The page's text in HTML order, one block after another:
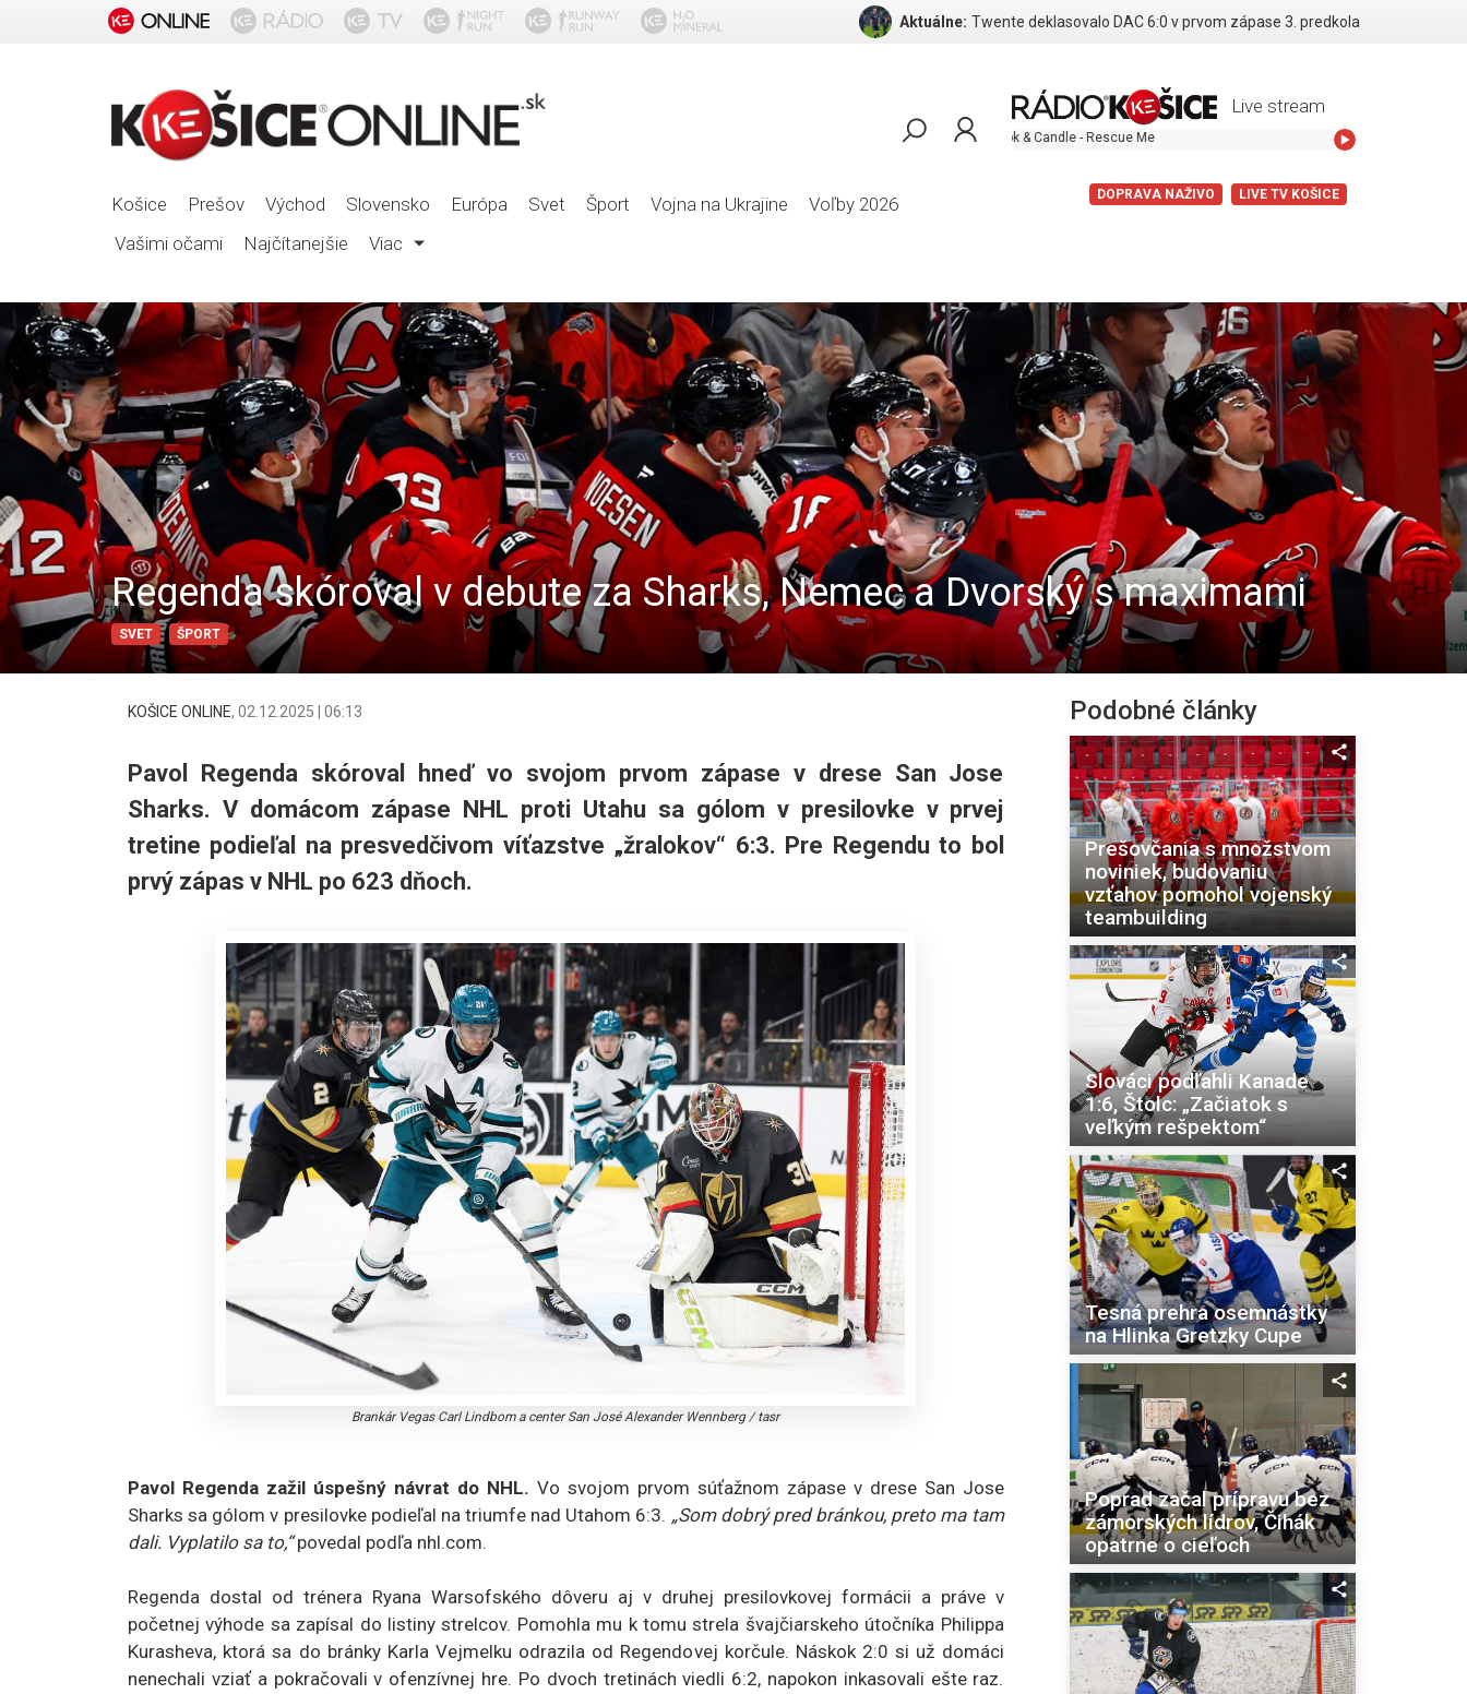
Aktuálne: Twente deklasovalo DAC 6:0 v prvom zápase 3. predkola
Košice Prešov Východ Slovensko Európa Svet Šport Vojna na Ukrajine
Voľby 2026
Vašimi očami
Najčítanejšie Viac
Live stream
Bell Book & Candle - Rescue Me
DOPRAVA NAŽIVO LIVE TV KOŠICE
Regenda skóroval v debute za Sharks, Nemec a Dvorský s maximami
SVET ŠPORT
KOŠICE ONLINE, 02.12.2025 | 06:13
Pavol Regenda skóroval hneď vo svojom prvom zápase v drese San Jose
Sharks. V domácom zápase NHL proti Utahu sa gólom v presilovke v prvej
tretine podieľal na presvedčivom víťazstve „žralokov“ 6:3. Pre Regendu to bol
prvý zápas v NHL po 623 dňoch.
Brankár Vegas Carl Lindbom a center San José Alexander Wennberg/tasr
Pavol Regenda zažil úspešný návrat do NHL. Vo svojom prvom súťažnom zápase v drese San Jose
Sharks sa gólom v presilovke podieľal na triumfe nad Utahom 6:3. „Som dobrý pred bránkou, preto ma tam
dali. Vyplatilo sa to,“povedal podľa nhl.com.
Regenda dostal od trénera Ryana Warsofského dôveru aj v druhej presilovkovej formácii a práve v
početnej výhode sa zapísal do listiny strelcov. Pomohla mu k tomu strela švajčiarskeho útočníka Philippa
Kurasheva, ktorá sa do bránky Karla Vejmelku odrazila od Regendovej korčule. Náskok 2:0 si už domáci
nenechali vziať a pokračovali v ofenzívnej hre. Po dvoch tretinách viedli 6:2, napokon inkasovali ešte raz.
Podobné články
Prešovčania s množstvom
noviniek, budovaniu
vzťahov pomohol vojenský
teambuilding
Slováci podľahli Kanade
1:6, Štolc: „Začiatok s
veľkým rešpektom“
Tesná prehra osemnástky
na Hlinka Gretzky Cupe
Poprad začal prípravu bez
zámorských lídrov, Čihák
opatrne o cieľoch